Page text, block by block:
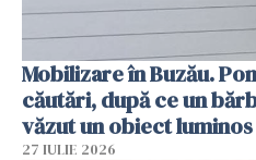
Mobilizare în Buzău.
căutări, după ce un
văzut un obiect luminos
27 IULIE 2026